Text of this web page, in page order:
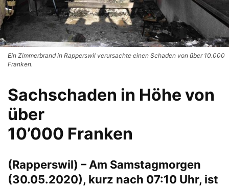
Ein Zimmerbrand in Rapperswil verursachte einen Schaden von über 10.000
Franken.
Sachschaden in Höhe von
über
10’000 Franken
(Rapperswil) – Am Samstagmorgen
(30.05.2020), kurz nach 07:10 Uhr, ist